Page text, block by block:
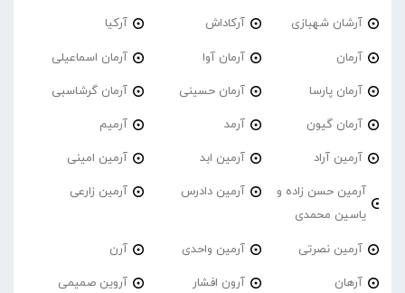
آرشان شهبازی آرکاداش آرکیا
آرمان آرمان آوا آرمان اسماعیلی
آرمان پارسا آرمان حسینی آرمان گرشاسبی
آرمان گیون آرمد آرمیم
آرمین آراد آرمین ابد آرمین امینی
آرمین حسن زاده و
یاسین محمدی
آرمین دادرس آرمین زارعی
آرمین نصرتی آرمین واحدی آرن
آرهان آرون افشار آروین صمیمی